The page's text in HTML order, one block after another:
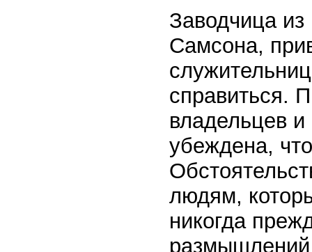
Заводчица
Самсона,
справиться.
владельцев
убеждена,
людям,
никогда